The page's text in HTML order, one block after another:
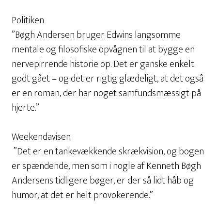
Politiken
”Bøgh Andersen bruger Edwins langsomme
mentale og filosofiske opvågnen til at bygge en
nervepirrende historie op. Det er ganske enkelt
godt gået – og det er rigtig glædeligt, at det også
er en roman, der har noget samfundsmæssigt på
hjerte.”
Weekendavisen
”Det er en tankevækkende skrækvision, og bogen
er spændende, men som i nogle af Kenneth Bøgh
Andersens tidligere bøger, er der så lidt håb og
humor, at det er helt provokerende.”